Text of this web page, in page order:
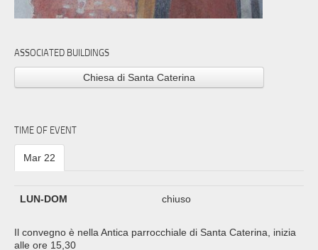
ASSOCIATED BUILDINGS
Chiesa di Santa Caterina
TIME OF EVENT
Mar 22
LUN-DOM chiuso
Il convegno è nella Antica parrocchiale di Santa Caterina, inizia
alle ore 15,30